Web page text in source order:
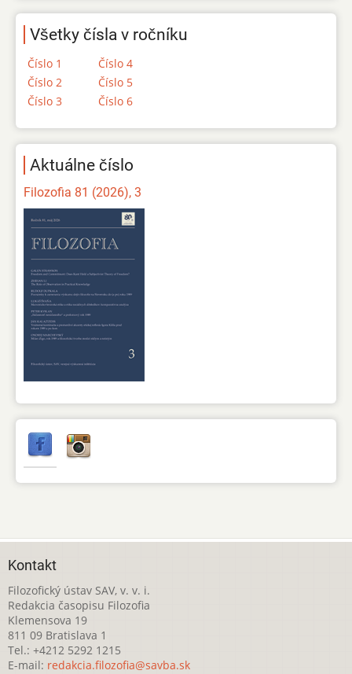
Všetky čísla v ročníku
Číslo 1
Číslo 2
Číslo 3
Číslo 4
Číslo 5
Číslo 6
Aktuálne číslo
Filozofia 81 (2026), 3
Kontakt
Filozofický ústav SAV, v. v. i.
Redakcia časopisu Filozofia
Klemensova 19
811 09 Bratislava 1
Tel.: +4212 5292 1215
E-mail: redakcia.filozofia@savba.sk